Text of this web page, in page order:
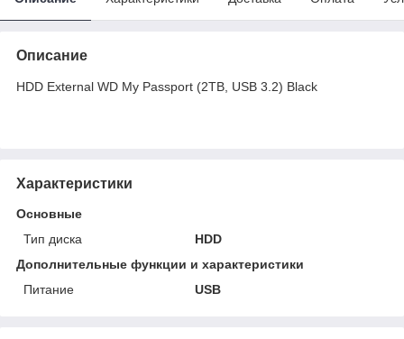
Описание
HDD External WD My Passport (2TB, USB 3.2) Black
Характеристики
Основные
Тип диска
HDD
Дополнительные функции и характеристики
Питание
USB